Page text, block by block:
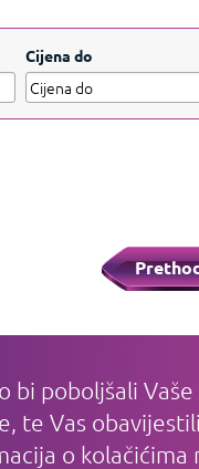
Cijena do
bi poboljšali Vaše
te Vas
o kolačićima
I DOSTAVA